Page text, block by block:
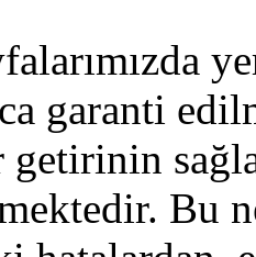
garanti
getirinin
Bu